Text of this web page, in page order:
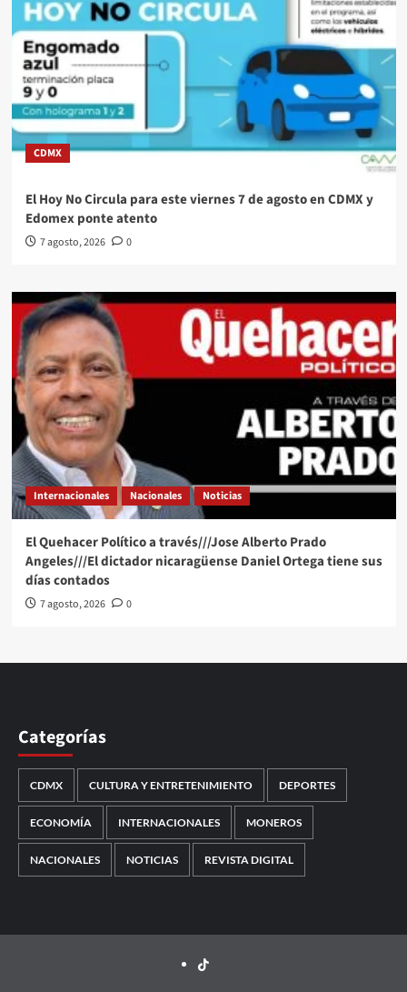
CDMX
El Hoy No Circula para este viernes 7 de agosto en CDMX y
Edomex ponte atento
7 agosto, 2026 0
Internacionales Nacionales Noticias
El Quehacer Político a través///Jose Alberto Prado
Angeles///El dictador nicaragüense Daniel Ortega tiene sus
días contados
7 agosto, 2026 0
Categorías
CDMX CULTURA Y ENTRETENIMIENTO DEPORTES
ECONOMÍA INTERNACIONALES MONEROS
NACIONALES NOTICIAS REVISTA DIGITAL
TikTok